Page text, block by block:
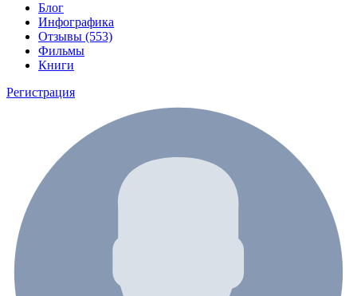
Блог
Инфографика
Отзывы (553)
Фильмы
Книги
Регистрация